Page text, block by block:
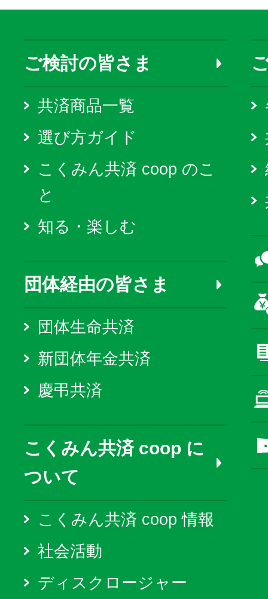
ご検討の皆さま
共済商品一覧
選び方ガイド
こくみん共済 coop のこ
と
知る・楽しむ
団体経由の皆さま
団体生命共済
新団体年金共済
慶弔共済
こくみん共済 coop に
ついて
こくみん共済 coop 情報
社会活動
ディスクロージャー